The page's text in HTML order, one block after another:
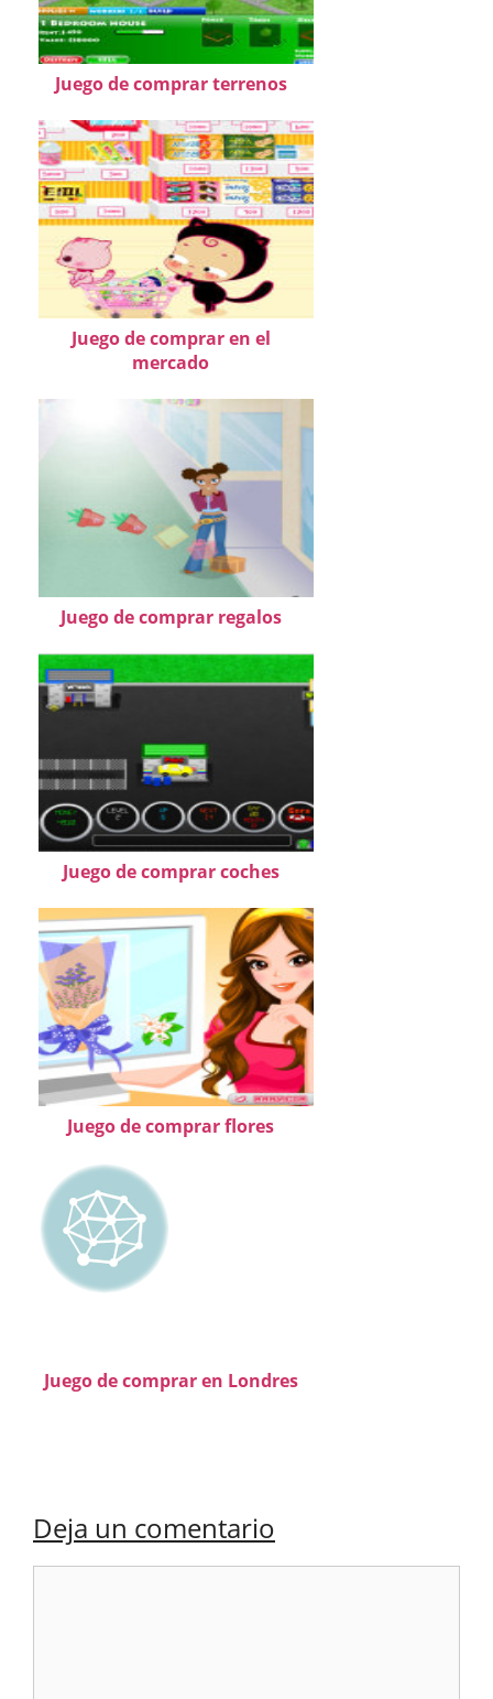
Juego de comprar terrenos
Juego de comprar en el
mercado
Juego de comprar regalos
Juego de comprar coches
Juego de comprar flores
Juego de comprar en Londres
Deja un comentario